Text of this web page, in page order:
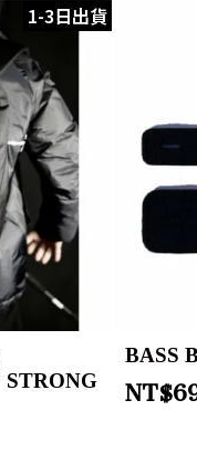
1-3日出貨
BASS
NT$